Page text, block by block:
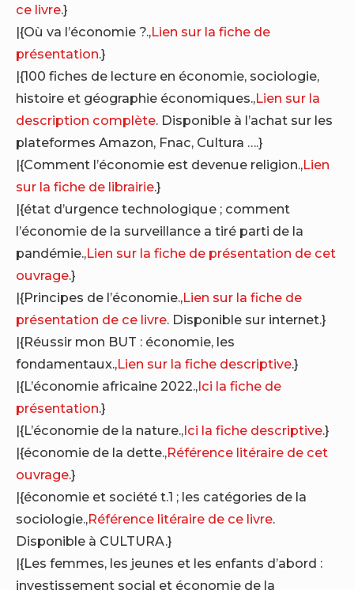
ce livre.}
|{Où va l’économie ?.,Lien sur la fiche de
présentation.}
|{100 fiches de lecture en économie, sociologie,
histoire et géographie économiques.,Lien sur la
description complète. Disponible à l’achat sur les
plateformes Amazon, Fnac, Cultura ….}
|{Comment l’économie est devenue religion.,Lien
sur la fiche de librairie.}
|{état d’urgence technologique ; comment
l’économie de la surveillance a tiré parti de la
pandémie.,Lien sur la fiche de présentation de cet
ouvrage.}
|{Principes de l’économie.,Lien sur la fiche de
présentation de ce livre. Disponible sur internet.}
|{Réussir mon BUT : économie, les
fondamentaux.,Lien sur la fiche descriptive.}
|{L’économie africaine 2022.,Ici la fiche de
présentation.}
|{L’économie de la nature.,Ici la fiche descriptive.}
|{économie de la dette.,Référence litéraire de cet
ouvrage.}
|{économie et société t.1 ; les catégories de la
sociologie.,Référence litéraire de ce livre.
Disponible à CULTURA.}
|{Les femmes, les jeunes et les enfants d’abord :
investissement social et économie de la